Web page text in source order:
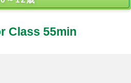
Class 55min